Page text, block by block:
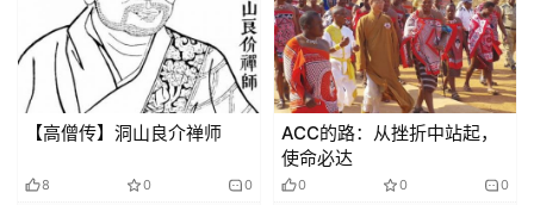
【高僧传】洞山良介禅师
8 0 0
ACC的路：从挫折中站起，
使命必达​​
0 0 0